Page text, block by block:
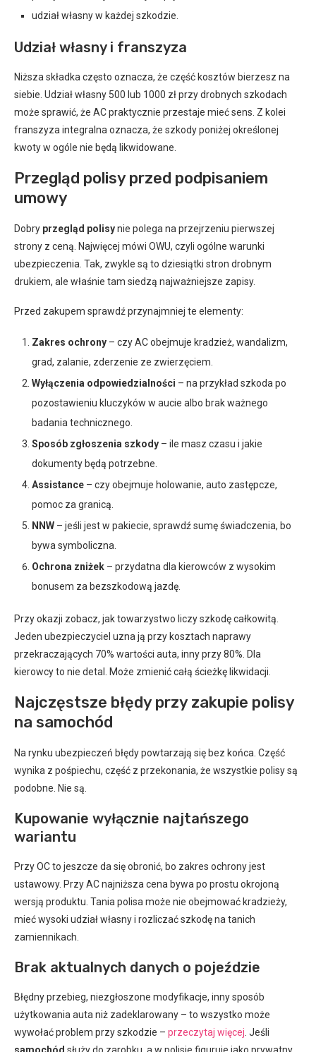
udział własny w każdej szkodzie.
Udział własny i franszyza
Niższa składka często oznacza, że część kosztów bierzesz na
siebie. Udział własny 500 lub 1000 zł przy drobnych szkodach
może sprawić, że AC praktycznie przestaje mieć sens. Z kolei
franszyza integralna oznacza, że szkody poniżej określonej
kwoty w ogóle nie będą likwidowane.
Przegląd polisy przed podpisaniem
umowy
Dobry przegląd polisynie polega na przejrzeniu pierwszej
strony z ceną. Najwięcej mówi OWU, czyli ogólne warunki
ubezpieczenia. Tak, zwykle są to dziesiątki stron drobnym
drukiem, ale właśnie tam siedzą najważniejsze zapisy.
Przed zakupem sprawdź przynajmniej te elementy:
Zakres ochrony – czy AC obejmuje kradzież, wandalizm,
grad, zalanie, zderzenie ze zwierzęciem.
Wyłączenia odpowiedzialności – na przykład szkoda po
pozostawieniu kluczyków w aucie albo brak ważnego
badania technicznego.
Sposób zgłoszenia szkody – ile masz czasu i jakie
dokumenty będą potrzebne.
Assistance – czy obejmuje holowanie, auto zastępcze,
pomoc za granicą.
NNW – jeśli jest w pakiecie, sprawdź sumę świadczenia, bo
bywa symboliczna.
Ochrona zniżek – przydatna dla kierowców z wysokim
bonusem za bezszkodową jazdę.
Przy okazji zobacz, jak towarzystwo liczy szkodę całkowitą.
Jeden ubezpieczyciel uzna ją przy kosztach naprawy
przekraczających 70% wartości auta, inny przy 80%. Dla
kierowcy to nie detal. Może zmienić całą ścieżkę likwidacji.
Najczęstsze błędy przy zakupie polisy
na samochód
Na rynku ubezpieczeń błędy powtarzają się bez końca. Część
wynika z pośpiechu, część z przekonania, że wszystkie polisy są
podobne. Nie są.
Kupowanie wyłącznie najtańszego
wariantu
Przy OC to jeszcze da się obronić, bo zakres ochrony jest
ustawowy. Przy AC najniższa cena bywa po prostu okrojoną
wersją produktu. Tania polisa może nie obejmować kradzieży,
mieć wysoki udział własny i rozliczać szkodę na tanich
zamiennikach.
Brak aktualnych danych o pojeździe
Błędny przebieg, niezgłoszone modyfikacje, inny sposób
użytkowania auta niż zadeklarowany – to wszystko może
wywołać problem przy szkodzie – przeczytaj więcej . Jeśli